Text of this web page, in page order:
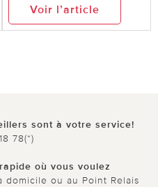
Voir l’article
sont à votre service!
78(*)
où vous voulez
domicile ou au Point Relais